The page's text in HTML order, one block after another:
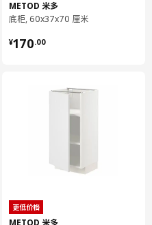
4 厘米
57 厘米
5.04 公斤
METOD 米多
底柜, 60x37x70 厘米
¥170.00
¥ 170.00
更低价格
METOD 米多